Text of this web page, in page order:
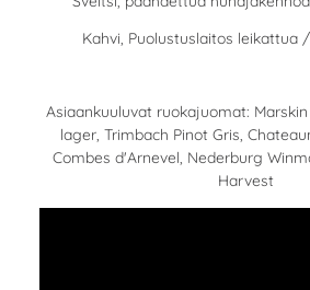
Kahvi, Puolustuslaitos leikattua
Asiaankuuluvat ruokajuomat:
lager, Trimbach Pinot Gris,
Combes d'Arnevel, Nederburg
Harvest